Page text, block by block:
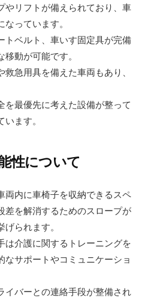
やリフトが備えられており、車
っています。
トベルト、車いす固定具が完備
動が可能です。
急用具を備えた車両もあり、
を最優先に考えた設備が整って
ます。
性について
両内に車椅子を収納できるスペ
差を解消するためのスロープが
られます。
は介護に関するトレーニングを
なサポートやコミュニケーショ
イバーとの連絡手段が整備され